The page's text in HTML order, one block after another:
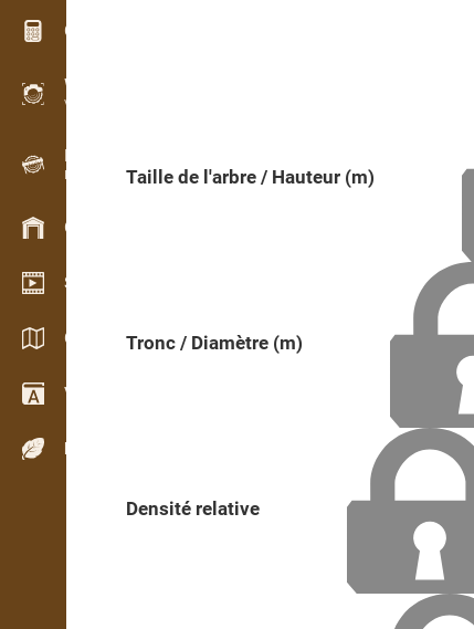
Calculateurs pour le bois
WoodProfi
Volume de bois avec IA
Enregistreur
Inventaire du bois sur le terrain
Gestion du stock
Schowroom vidéo
Catalogues / Brochures
Vocabulaire
Espèces de bois
Taille de l'arbre / Hauteur (m)
Tronc / Diamètre (m)
Densité relative